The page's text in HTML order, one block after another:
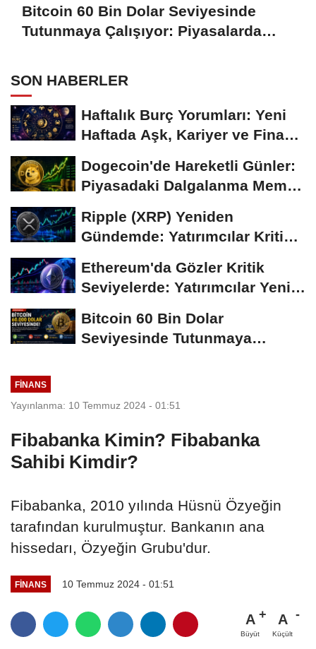
Bitcoin 60 Bin Dolar Seviyesinde
Tutunmaya Çalışıyor: Piyasalarda
SON HABERLER
Haftalık Burç Yorumları: Yeni
Haftada Aşk, Kariyer ve Finans
Dogecoin'de Hareketli Günler:
Piyasadaki Dalgalanma Meme
Ripple (XRP) Yeniden
Gündemde: Yatırımcılar Kritik
Ethereum'da Gözler Kritik
Seviyelerde: Yatırımcılar Yeni
Bitcoin 60 Bin Dolar
Seviyesinde Tutunmaya
FINANS
Yayınlanma: 10 Temmuz 2024 - 01:51
Fibabanka Kimin? Fibabanka
Sahibi Kimdir?
Fibabanka, 2010 yılında Hüsnü Özyeğin
tarafından kurulmuştur. Bankanın ana
hissedarı, Özyeğin Grubu'dur.
FINANS 10 Temmuz 2024 - 01:51
A
Büyüt
A
Küçült